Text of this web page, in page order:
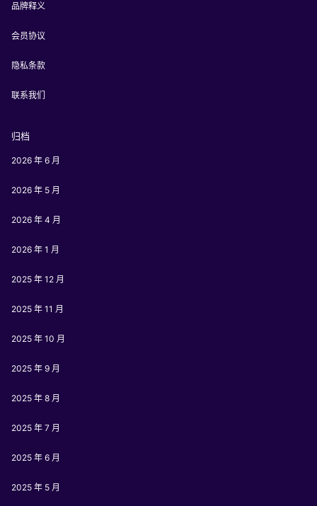
品牌释义
会员协议
隐私条款
联系我们
归档
2026 年 6 月
2026 年 5 月
2026 年 4 月
2026 年 1 月
2025 年 12 月
2025 年 11 月
2025 年 10 月
2025 年 9 月
2025 年 8 月
2025 年 7 月
2025 年 6 月
2025 年 5 月